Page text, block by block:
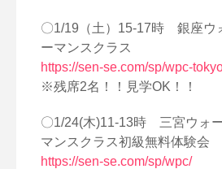
〇1/19（土）15-17時 銀座ウ
ーマンスクラス
https://sen-se.com/sp/wpc-
※残席2名！！見学OK！！
〇1/24(木)11-13時 三宮ウォ
マンスクラス初級無料体験会
https://sen-se.com/sp/wpc/